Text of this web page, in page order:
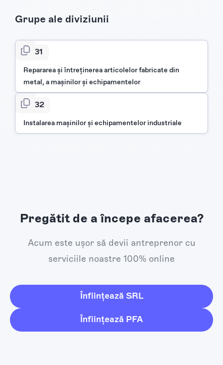
Grupe ale diviziunii
331
Repararea și întreținerea articolelor fabricate din
metal, a maşinilor şi echipamentelor
332
Instalarea maşinilor şi echipamentelor industriale
Pregătit de a începe afacerea?
Acum este ușor să devii antreprenor cu
serviciile noastre 100% online
Înființează SRL
Înființează PFA